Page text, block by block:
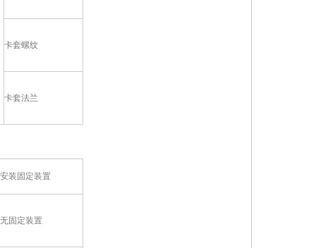
卡套螺纹
卡套法兰
安装固定装置
无固定装置